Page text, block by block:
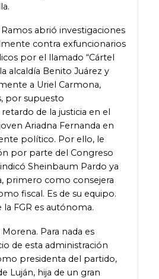
abrió investigaciones
contra exfuncionarios
por el llamado “Cártel
alcaldía Benito Juárez y
a Uriel Carmona,
por supuesto
de la justicia en el
Ariadna Fernanda en
político. Por ello, le
por parte del Congreso
Sheinbaum Pardo ya
primero como consejera
fiscal. Es de su equipo.
FGR es autónoma.
Para nada es
de esta administración
presidenta del partido,
Luján, hija de un gran